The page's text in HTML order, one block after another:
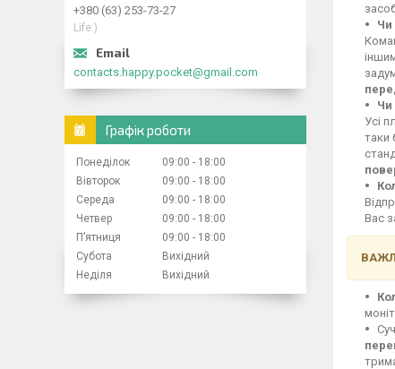
Чи
Чи
Усі
таки
Вас
+380 (63) 253-73-27
Life:)
contacts.happy.pocket@gmail.com
Графік роботи
Понеділок 09:00
18:00
Вівторок
09:00
18:00
Середа
09:00
18:00
Четвер
09:00
18:00
Пʼятниця
09:00
18:00
Субота
Вихідний
Неділя
Вихідний